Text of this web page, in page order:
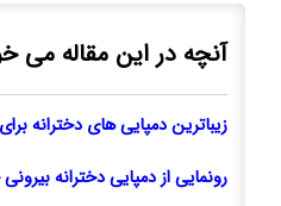
آنچه در این مقاله می
زیباترین دمپایی های دخترانه
رونمایی از دمپایی دخترانه بیرونی 2024 + فیلم